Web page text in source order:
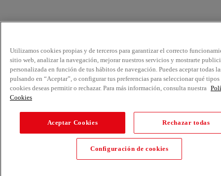
Utilizamos cookies propias y de terceros para garantizar el correcto
sitio web, analizar la navegación, mejorar nuestros servicios y mostrarte
personalizada en función de tus hábitos de navegación. Puedes aceptar todas
pulsando en “Aceptar”, o configurar tus preferencias para seleccionar qué tipos
cookies deseas permitir o rechazar. Para más información, consulta nuestra
Cookies
Aceptar Cookies Rechazar todas
Configuración de cookies